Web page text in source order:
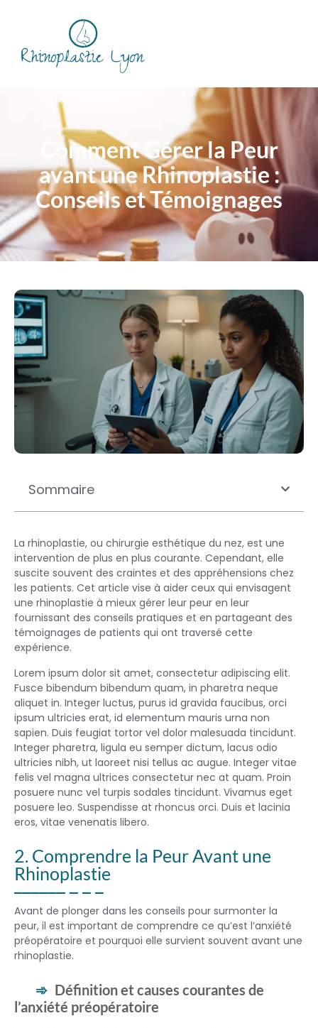
Comment Gérer la Peur
avant une Rhinoplastie :
Conseils et Témoignages
Sommaire
La rhinoplastie, ou chirurgie esthétique du nez, est une
intervention de plus en plus courante. Cependant, elle
suscite souvent des craintes et des appréhensions chez
les patients. Cet article vise à aider ceux qui envisagent
une rhinoplastie à mieux gérer leur peur en leur
fournissant des conseils pratiques et en partageant des
témoignages de patients qui ont traversé cette
expérience.
Lorem ipsum dolor sit amet, consectetur adipiscing elit.
Fusce bibendum bibendum quam, in pharetra neque
aliquet in. Integer luctus, purus id gravida faucibus, orci
ipsum ultricies erat, id elementum mauris urna non
sapien. Duis feugiat tortor vel dolor malesuada tincidunt.
Integer pharetra, ligula eu semper dictum, lacus odio
ultricies nibh, ut laoreet nisi tellus ac augue. Integer vitae
felis vel magna ultrices consectetur nec at quam. Proin
posuere nunc vel turpis sodales tincidunt. Vivamus eget
posuere leo. Suspendisse at rhoncus orci. Duis et lacinia
eros, vitae venenatis libero.
2. Comprendre la Peur Avant une
Rhinoplastie
Avant de plonger dans les conseils pour surmonter la
peur, il est important de comprendre ce qu’est l’anxiété
préopératoire et pourquoi elle survient souvent avant une
rhinoplastie.
Définition et causes courantes de
l’anxiété préopératoire